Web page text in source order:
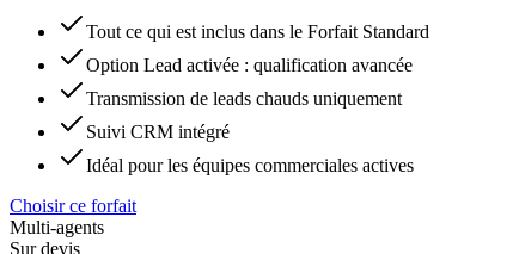
Tout ce qui est inclus dans le Forfait Standard
Option Lead activée : qualification avancée
Transmission de leads chauds uniquement
Suivi CRM intégré
Idéal pour les équipes commerciales actives
Choisir ce forfait
Multi-agents
Sur devis